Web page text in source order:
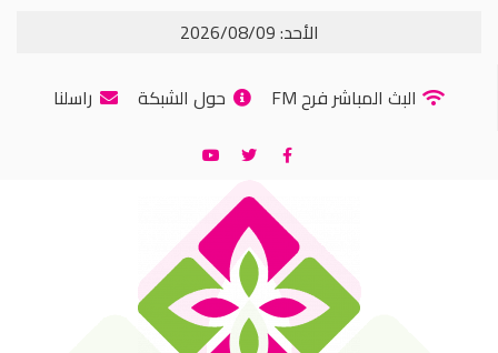
الأحد: 2026/08/09
البث المباشر فرح FM
حول الشبكة راسلنا